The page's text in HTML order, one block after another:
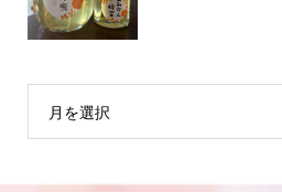
月を選択